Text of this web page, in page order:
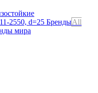
БрендыAll
мира